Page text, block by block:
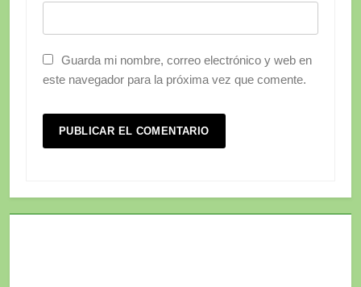
Guarda mi nombre, correo electrónico y web en
este navegador para la próxima vez que comente.